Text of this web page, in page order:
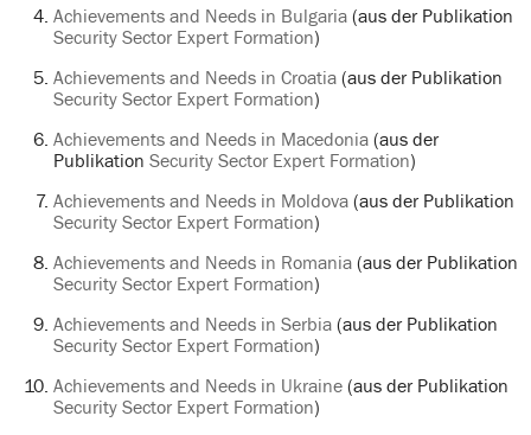
Achievements and Needs in Bulgaria(aus der Publikation
Security Sector Expert Formation)
Achievements and Needs in Croatia(aus der Publikation
Security Sector Expert Formation)
Achievements and Needs in Macedonia(aus der
Publikation Security Sector Expert Formation)
Achievements and Needs in Moldova(aus der Publikation
Security Sector Expert Formation)
Achievements and Needs in Romania(aus der Publikation
Security Sector Expert Formation)
Achievements and Needs in Serbia(aus der Publikation
Security Sector Expert Formation)
Achievements and Needs in Ukraine(aus der Publikation
Security Sector Expert Formation)